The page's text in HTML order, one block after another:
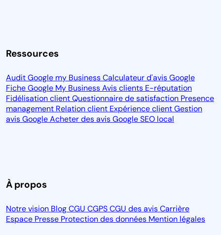
Ressources
Audit Google my BusinessCalculateur d'avis Google
Fiche Google My BusinessAvis clients E-réputation
Fidélisation clientQuestionnaire de satisfaction Presence
management Relation client Expérience clientGestion
avis GoogleAcheter des avis GoogleSEO local
À propos
Notre vision BlogCGU CGPSCGU des avisCarrière
Espace Presse Protection des données Mention légales